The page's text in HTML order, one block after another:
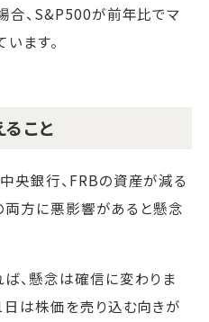
合、S&P500が前年比でマ
ます。
こと
央銀行、FRBの資産が減る
両方に悪影響があると懸念
、懸念は確信に変わりま
日は株価を売り込む向きが